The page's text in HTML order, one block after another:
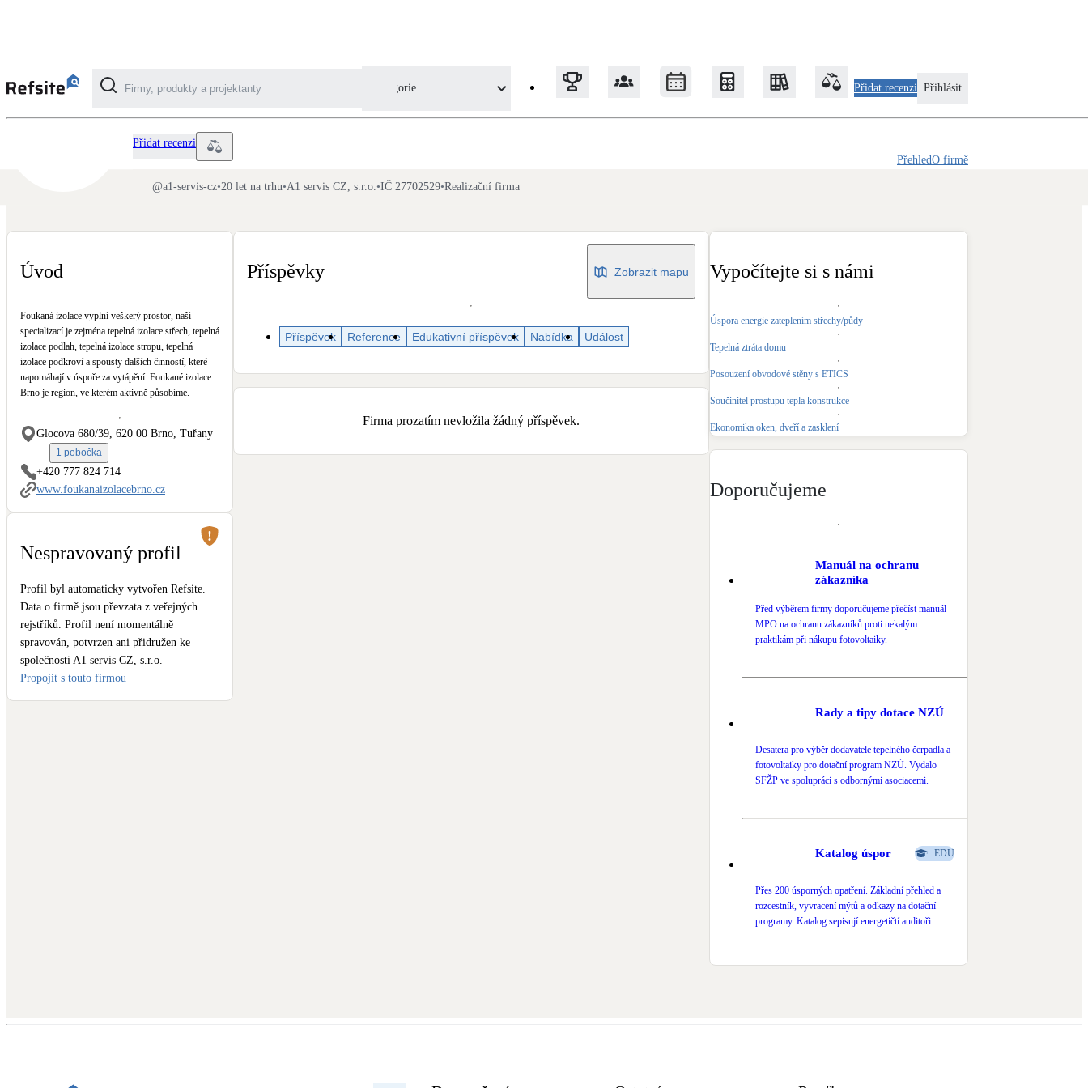
Kategorie Přidat recenzi Přihlásit
Fotovoltaika Tepelná čerpadla
Tepelná čerpadla na chlazení
Větrání s rekuperací
Teplovzdušné vytápění
Okna / dveře
Balkonové sestavy
Rekonstrukce
Kotle
Hlavní zdroje vytápění
Bateriové úložiště
Pouze velké BESS
Novostavby
Stínicí technika
Žaluzie, markýzy, pergoly
Kamna / krby
Doplňkové zdroje vytápění
LED osvětlení
Vnitřní i venkovní
Zelená střecha NEW
Větrné elektrárny
A1 servis CZ
Přidat recenzi
PřehledO firmě
@a1-servis-cz•20 let na trhu•A1 servis CZ, s.r.o.•IČ 27702529•Realizační firma
Úvod
Foukaná izolace vyplní veškerý prostor, naší
specializací je zejména tepelná izolace střech, tepelná
izolace podlah, tepelná izolace stropu, tepelná
izolace podkroví a spousty dalších činností, které
napomáhají v úspoře za vytápění. Foukané izolace.
Brno je region, ve kterém aktivně působíme.
Glocova 680/39, 620 00 Brno, Tuřany
1 pobočka
+420 777 824 714
www.foukanaizolacebrno.cz
Nespravovaný profil
Profil byl automaticky vytvořen Refsite.
Data o firmě jsou převzata z veřejných
rejstříků. Profil není momentálně
spravován, potvrzen ani přidružen ke
společnosti A1 servis CZ, s.r.o.
Propojit s touto firmou
Příspěvky Zobrazit mapu
Příspěvek Reference Edukativní příspěvek Nabídka Událost
Firma prozatím nevložila žádný příspěvek.
Vypočítejte si s námi
Úspora energie zateplením střechy/půdy
Tepelná ztráta domu
Posouzení obvodové stěny s ETICS
Součinitel prostupu tepla konstrukce
Ekonomika oken, dveří a zasklení
Doporučujeme
Manuál na ochranu
zákazníka
Před výběrem firmy doporučujeme přečíst manuál
MPO na ochranu zákazníků proti nekalým
praktikám při nákupu fotovoltaiky.
Rady a tipy dotace NZÚ
Desatera pro výběr dodavatele tepelného čerpadla a
fotovoltaiky pro dotační program NZÚ. Vydalo
SFŽP ve spolupráci s odbornými asociacemi.
Katalog úspor EDU
Přes 200 úsporných opatření. Základní přehled a
rozcestník, vyvracení mýtů a odkazy na dotační
programy. Katalog sepisují energetičtí auditoři.